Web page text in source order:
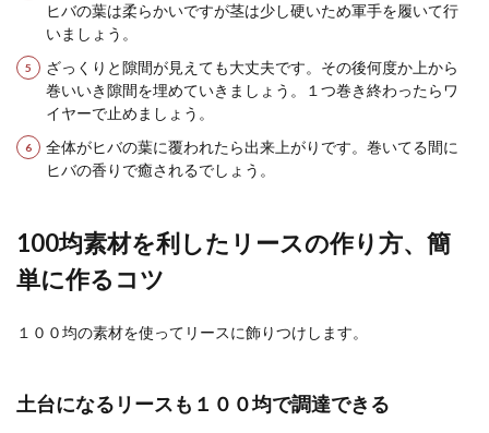
わに...
ヒバの葉は柔らかいですが茎は少し硬いため軍手を履いて行
いましょう。
ざっくりと隙間が見えても大丈夫です。その後何度か上から
巻いいき隙間を埋めていきましょう。１つ巻き終わったらワ
イヤーで止めましょう。
全体がヒバの葉に覆われたら出来上がりです。巻いてる間に
ヒバの香りで癒されるでしょう。
100均素材を利したリースの作り方、簡
単に作るコツ
１００均の素材を使ってリースに飾りつけします。
土台になるリースも１００均で調達できる